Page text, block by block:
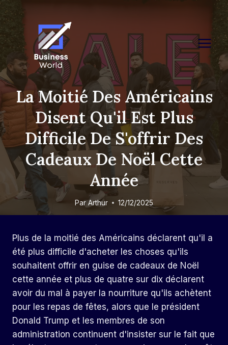
Skip
to
content
La Moitié Des Américains
Disent Qu'il Est Plus
Difficile De S'offrir Des
Cadeaux De Noël Cette
Année
ParArthur 12/12/2025
Plus de la moitié des Américains déclarent qu'il a
été plus difficile d'acheter les choses qu'ils
souhaitent offrir en guise de cadeaux de Noël
cette année et plus de quatre sur dix déclarent
avoir du mal à payer la nourriture qu'ils achètent
pour les repas de fêtes, alors que le président
Donald Trump et les membres de son
administration continuent d'insister sur le fait que